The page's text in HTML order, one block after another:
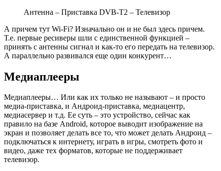
Антенна – Приставка DVB-T2 – Телевизор
А причем тут Wi-Fi? Изначально он и не был здесь причем.
Т.е. первые ресиверы шли с единственной функцией –
принять с антенны сигнал и как-то его передать на телевизор.
А параллельно развивался еще один конкурент…
Медиаплееры
Медиаплееры… Или как их только не называют – и просто
медиа-приставка, и Андроид-приставка, медиацентр,
медиасервер и т.д. Ее суть – это устройство, сейчас как
правило на базе Android, которое выводит изображение на
экран и позволяет делать все то, что может делать Андроид –
подключаться к интернету, играть в игры, смотреть фото и
видео, даже тех форматов, которые не поддерживает
телевизор.